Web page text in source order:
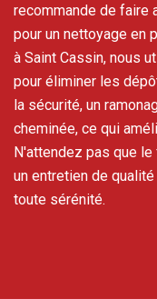
recommande de faire
pour un nettoyage en
à Saint Cassin, nous
pour éliminer les
la sécurité, un
cheminée, ce qui
N'attendez pas que
un entretien de
toute sérénité.